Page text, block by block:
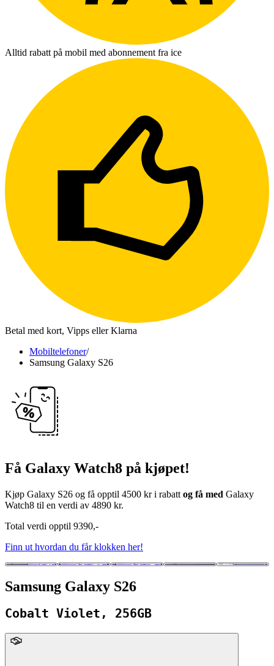
Alltid rabatt på mobil med abonnement fra ice
Betal med kort, Vipps eller Klarna
Mobiltelefoner/
Samsung Galaxy S26
Få Galaxy Watch8 på kjøpet!
Kjøp Galaxy S26 og få opptil 4500 kr i rabatt og få med Galaxy
Watch8 til en verdi av 4890 kr.
Total verdi opptil 9390,-
Finn ut hvordan du får klokken her!
Samsung Galaxy S26
Cobalt Violet, 256GB